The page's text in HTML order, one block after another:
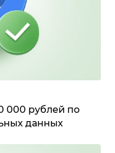
000 рублей по
данных